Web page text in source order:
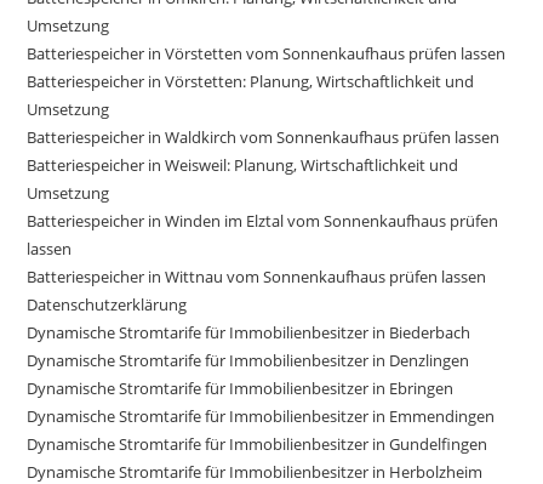
Umsetzung
Batteriespeicher in Vörstetten vom Sonnenkaufhaus prüfen lassen
Batteriespeicher in Vörstetten: Planung, Wirtschaftlichkeit und
Umsetzung
Batteriespeicher in Waldkirch vom Sonnenkaufhaus prüfen lassen
Batteriespeicher in Weisweil: Planung, Wirtschaftlichkeit und
Umsetzung
Batteriespeicher in Winden im Elztal vom Sonnenkaufhaus prüfen
lassen
Batteriespeicher in Wittnau vom Sonnenkaufhaus prüfen lassen
Datenschutzerklärung
Dynamische Stromtarife für Immobilienbesitzer in Biederbach
Dynamische Stromtarife für Immobilienbesitzer in Denzlingen
Dynamische Stromtarife für Immobilienbesitzer in Ebringen
Dynamische Stromtarife für Immobilienbesitzer in Emmendingen
Dynamische Stromtarife für Immobilienbesitzer in Gundelfingen
Dynamische Stromtarife für Immobilienbesitzer in Herbolzheim